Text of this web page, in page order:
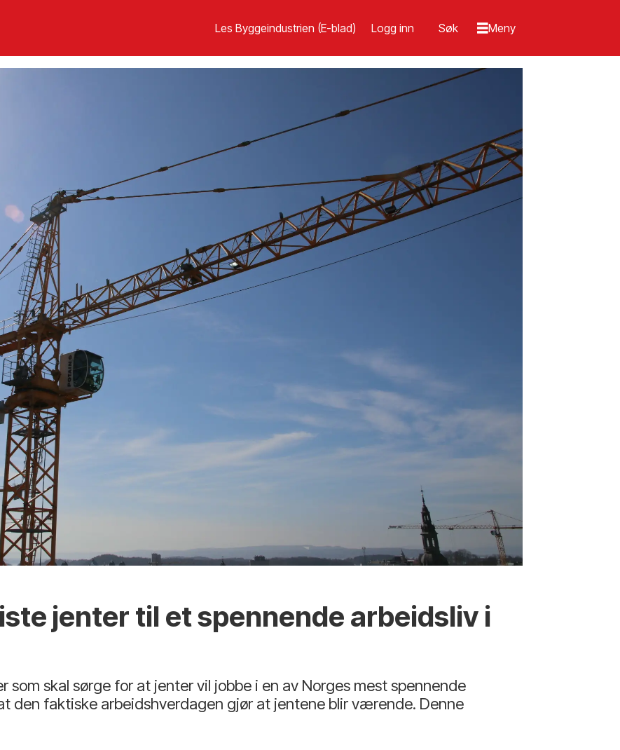
Les Byggeindustrien (E-blad) Logg inn
jenter til et spennende arbeidsliv i
som skal sørge for at jenter vil jobbe i en av Norges mest spennende
den faktiske arbeidshverdagen gjør at jentene blir værende. Denne